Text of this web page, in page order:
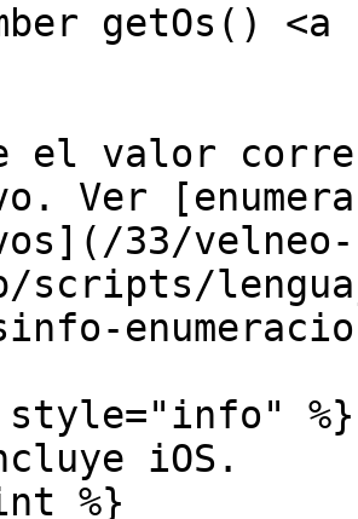
getOs()
el valor
Ver
33/velneo-
scripts/
%}
iOS.
%}